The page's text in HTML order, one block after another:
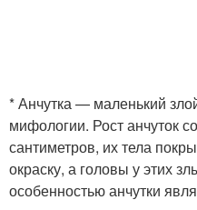
* Анчутка — маленький
мифологии. Рост анчуток
сантиметров, их тела
окраску, а головы у этих
особенностью анчутки